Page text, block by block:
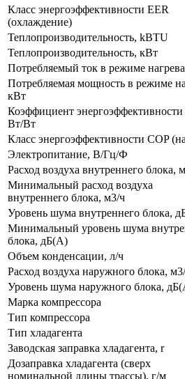
Класс энергоэффективности EER
(охлаждение)
Теплопроизводительность, kBTU
Теплопроизводительность, кВт
Потребляемый ток в режиме
Потребляемая мощность в режиме
кВт
Коэффициент энергоэффективности
Вт/Вт
Класс энергоэффективности COP
Электропитание, В/Гц/Ф
Расход воздуха внутреннего блока,
Минимальный расход воздуха
внутреннего блока, м3/ч
Уровень шума внутреннего блока,
Минимальный уровень шума
блока, дБ(А)
Объем конденсации, л/ч
Расход воздуха наружного блока,
Уровень шума наружного блока,
Марка компрессора
Тип компрессора
Тип хладагента
Заводская заправка хладагента, r
Дозаправка хладагента (сверх
номинальной длины трассы), г/м